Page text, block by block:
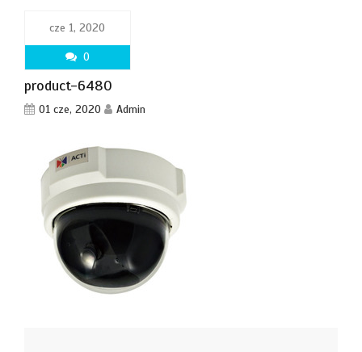
cze 1, 2020
0
product-6480
01 cze, 2020 Admin